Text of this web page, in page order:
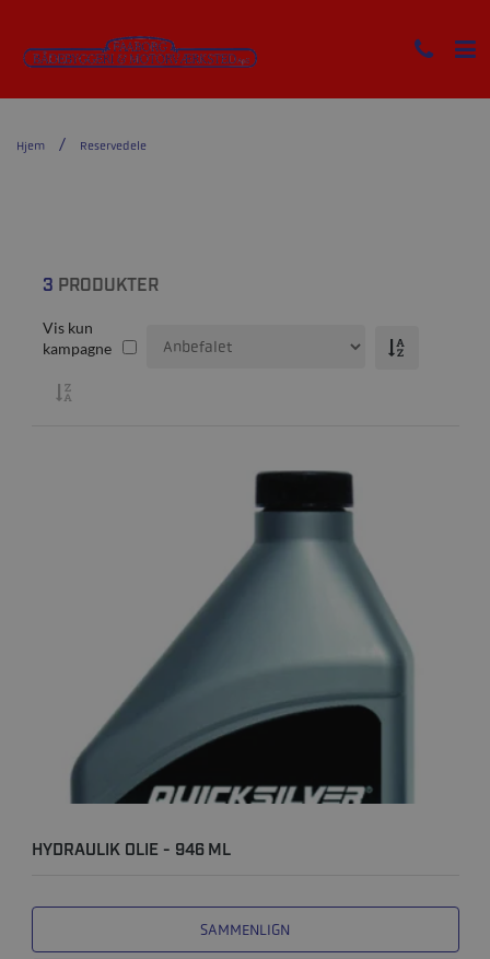
Hjem Reservedele
3 PRODUKTER
Vis kun
kampagne
HYDRAULIK OLIE - 946 ML
SAMMENLIGN